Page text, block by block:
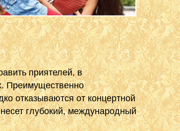
приятелей, в
Преимущественно
отказываются от концертной
глубокий, международный